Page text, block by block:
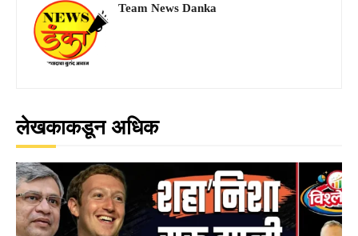
Team News Danka
लेखकाकडून अधिक